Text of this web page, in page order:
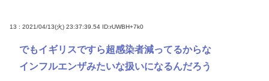
13 : 2021/04/13(火) 23:37:39.54 ID:rUWBH+7k0
でもイギリスですら超感染者減ってるからな
インフルエンザみたいな扱いになるんだろう